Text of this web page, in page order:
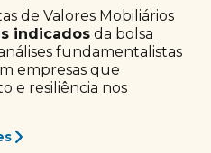
de Valores Mobiliários
indicados da bolsa
fundamentalistas
empresas que
e resiliência nos